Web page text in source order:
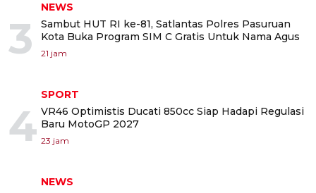
3
NEWS
Sambut HUT RI ke-81, Satlantas Polres Pasuruan
Kota Buka Program SIM C Gratis Untuk Nama Agus
21 jam
4
SPORT
VR46 Optimistis Ducati 850cc Siap Hadapi Regulasi
Baru MotoGP 2027
23 jam
NEWS